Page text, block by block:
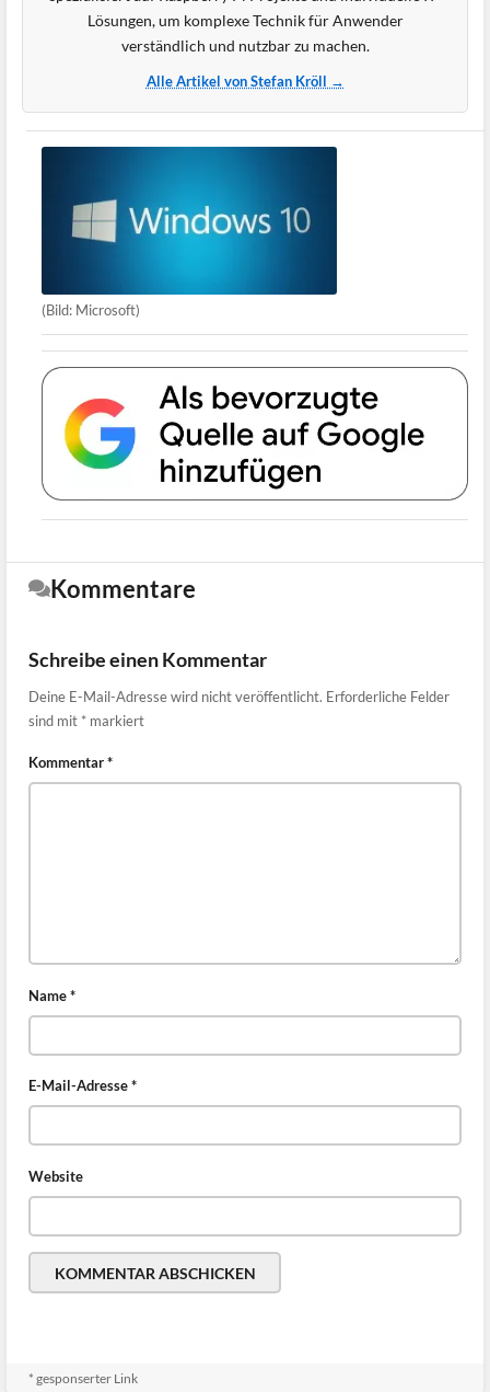
Lösungen, um komplexe Technik für Anwender
verständlich und nutzbar zu machen.
Alle Artikel von Stefan Kröll →
(Bild: Microsoft)
Kommentare
Schreibe einen Kommentar
Deine E-Mail-Adresse wird nicht veröffentlicht. Erforderliche Felder
sind mit * markiert
Kommentar*
Name*
E-Mail-Adresse*
Website
* gesponserter Link